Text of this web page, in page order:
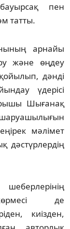
пен
татты.
арнайы
және өңдеу
дәнді
үдерісі
Шығанақ
мәлімет
дәстүрлердің
де
киізден,